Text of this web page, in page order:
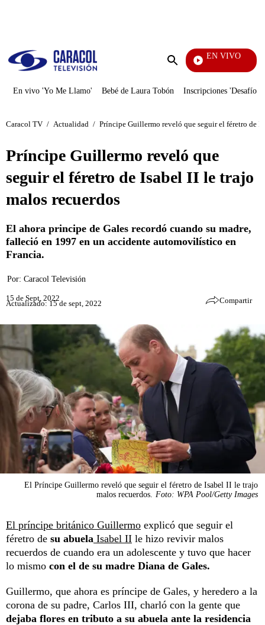
Enviar
EN VIVO
En vivo 'Yo Me Llamo' Bebé de Laura Tobón Inscripciones 'Desafío'
Caracol TV / Actualidad / Príncipe Guillermo reveló que seguir el féretro de
Príncipe Guillermo reveló que
seguir el féretro de Isabel II le trajo
malos recuerdos
El ahora principe de Gales recordó cuando su madre,
falleció en 1997 en un accidente automovilístico en
Francia.
Por: Caracol Televisión
15 de Sept, 2022
Actualizado: 15 de sept, 2022 Compartir
El Príncipe Guillermo reveló que seguir el féretro de Isabel II le trajo
malos recuerdos.
Foto: WPA Pool/Getty Images
El príncipe británico Guillermo explicó que seguir el
féretro de su abuela Isabel II le hizo revivir malos
recuerdos de cuando era un adolescente y tuvo que hacer
lo mismo con el de su madre Diana de Gales.
Guillermo, que ahora es príncipe de Gales, y heredero a la
corona de su padre, Carlos III, charló con la gente que
dejaba flores en tributo a su abuela ante la residencia